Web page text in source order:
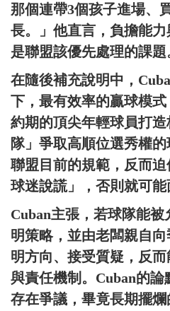
那個連帶3個孩子進場、
長。」他直言，負擔能
是聯盟該優先處理的課題
在隨後補充說明中，
下，最有效率的贏球模
約期的頂尖年輕球員打
隊」爭取高順位選秀權的
聯盟目前的規範，反而
球迷說謊」，否則就可能
Cuban主張，若球隊能
明策略，並由老闆親自
明方向、接受質疑，反
與責任機制。Cuban的
存在爭議，畢竟長期擺